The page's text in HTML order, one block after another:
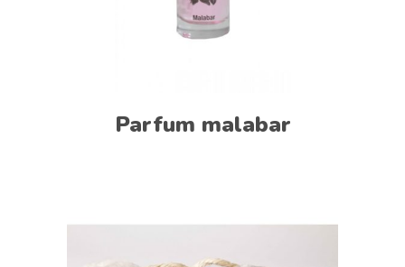
Parfum malabar